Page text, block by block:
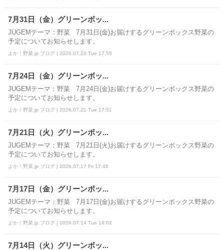
7月31日（金）グリーンボッ...
JUGEMテーマ：野菜 7月31日(金)お届けするグリーンボックス野菜の
予定についてお知らせします。
よか！野菜.jp ブログ | 2026.07.28 Tue 17:55
7月24日（金）グリーンボッ...
JUGEMテーマ：野菜 7月24日(金)お届けするグリーンボックス野菜の
予定についてお知らせします。
よか！野菜.jp ブログ | 2026.07.21 Tue 17:51
7月21日（火）グリーンボッ...
JUGEMテーマ：野菜 7月21日(火)お届けするグリーンボックス野菜の
予定についてお知らせします。
よか！野菜.jp ブログ | 2026.07.17 Fri 17:48
7月17日（金）グリーンボッ...
JUGEMテーマ：野菜 7月17日(金)お届けするグリーンボックス野菜の
予定についてお知らせします。
よか！野菜.jp ブログ | 2026.07.14 Tue 18:02
7月14日（火）グリーンボッ...